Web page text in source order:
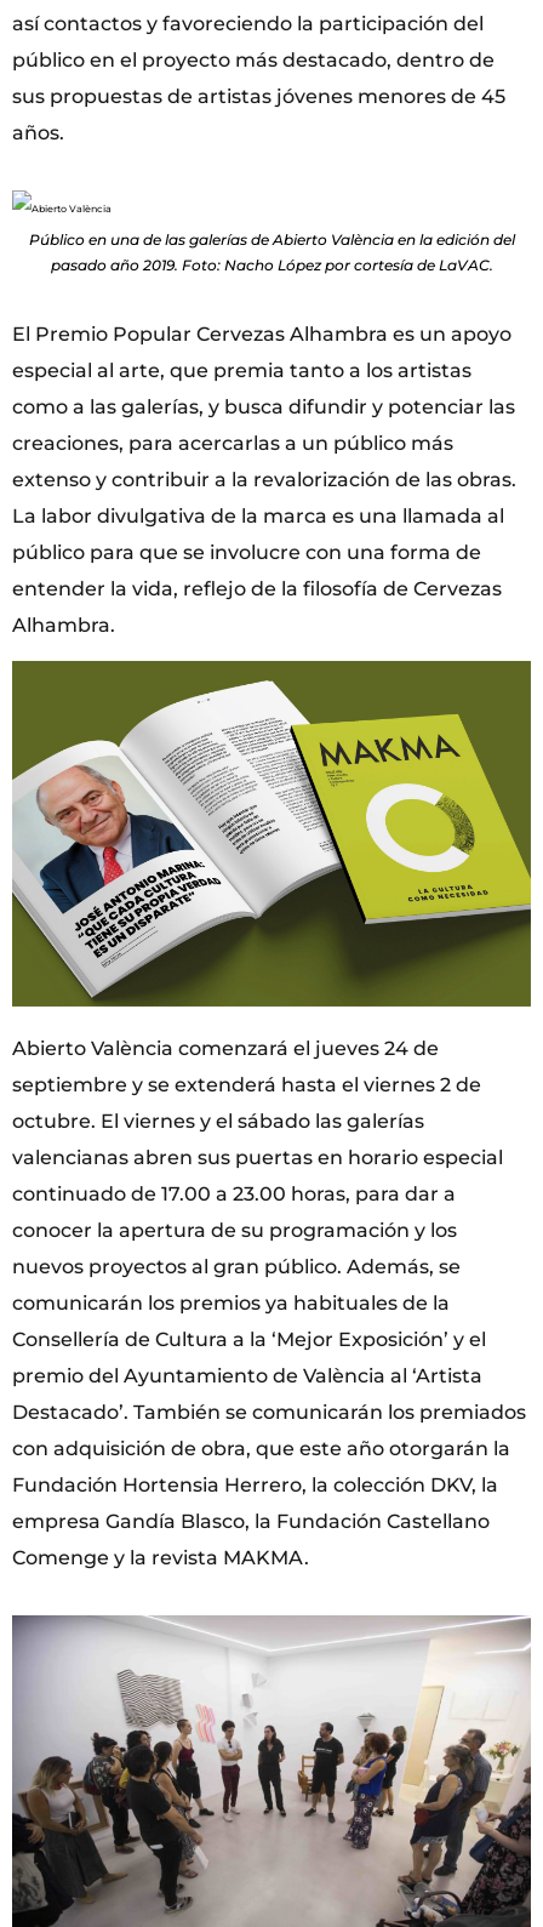
así contactos y favoreciendo la participación del
público en el proyecto más destacado, dentro de
sus propuestas de artistas jóvenes menores de 45
años.
Público en una de las galerías de Abierto València en la edición del
pasado año 2019. Foto: Nacho López por cortesía de LaVAC.
El Premio Popular Cervezas Alhambra es un apoyo
especial al arte, que premia tanto a los artistas
como a las galerías, y busca difundir y potenciar las
creaciones, para acercarlas a un público más
extenso y contribuir a la revalorización de las obras.
La labor divulgativa de la marca es una llamada al
público para que se involucre con una forma de
entender la vida, reflejo de la filosofía de Cervezas
Alhambra.
Abierto València comenzará el jueves 24 de
septiembre y se extenderá hasta el viernes 2 de
octubre. El viernes y el sábado las galerías
valencianas abren sus puertas en horario especial
continuado de 17.00 a 23.00 horas, para dar a
conocer la apertura de su programación y los
nuevos proyectos al gran público. Además, se
comunicarán los premios ya habituales de la
Consellería de Cultura a la ‘Mejor Exposición’ y el
premio del Ayuntamiento de València al ‘Artista
Destacado’. También se comunicarán los premiados
con adquisición de obra, que este año otorgarán la
Fundación Hortensia Herrero, la colección DKV, la
empresa Gandía Blasco, la Fundación Castellano
Comenge y la revista MAKMA.